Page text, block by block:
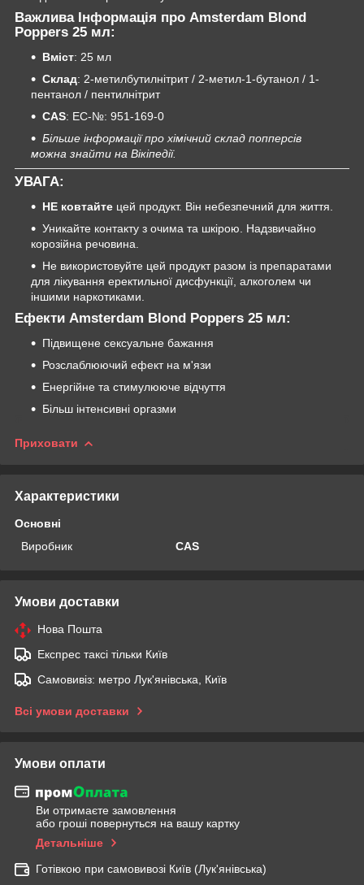
Важлива Інформація про Amsterdam Blond
Poppers 25 мл:
Вміст: 25 мл
Склад: 2-метилбутилнітрит / 2-метил-1-бутанол / 1-
пентанол / пентилнітрит
CAS: EC-№: 951-169-0
Більше інформації про хімічний склад попперсів
можна знайти на Вікіпедії.
УВАГА:
НЕ ковтайте цей продукт. Він небезпечний для життя.
Уникайте контакту з очима та шкірою. Надзвичайно
корозійна речовина.
Не використовуйте цей продукт разом із препаратами
для лікування еректильної дисфункції, алкоголем чи
іншими наркотиками.
Ефекти Amsterdam Blond Poppers 25 мл:
Підвищене сексуальне бажання
Розслаблюючий ефект на м'язи
Енергійне та стимулююче відчуття
Більш інтенсивні оргазми
Приховати
Характеристики
Основні
Виробник
CAS
Умови доставки
Нова Пошта
Експрес таксі тільки Київ
Самовивіз: метро Лук'янівська, Київ
Всі умови доставки
Умови оплати
Ви отримаєте замовлення
або гроші повернуться на вашу картку
Детальніше
Готівкою при самовивозі Київ (Лук'янівська)